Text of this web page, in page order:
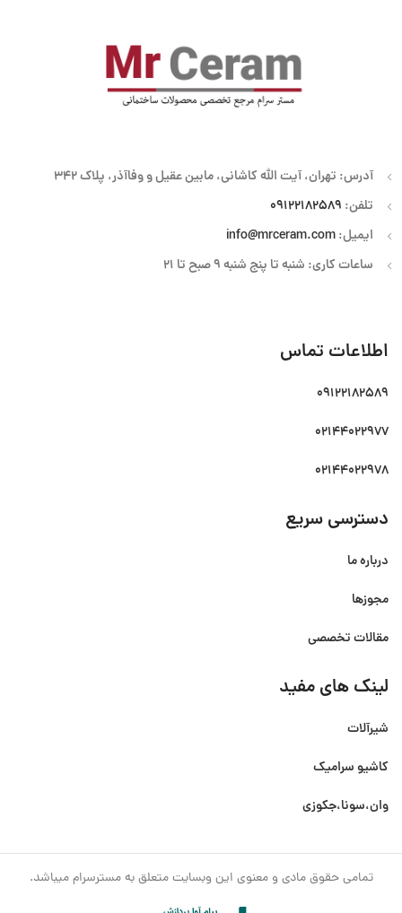
آدرس: تهران، آیت الله کاشانی، مابین عقیل و وفاآذر، پلاک 342
تلفن: 09122182589
ایمیل:info@mrceram.com
ساعات کاری: شنبه تا پنج شنبه 9 صبح تا 21
اطلاعات تماس
09122182589
02144022977
02144022978
دسترسی سریع
درباره ما
مجوزها
مقالات تخصصی
لینک های مفید
شیرآلات
کاشیو سرامیک
وان،سونا،جکوزی
تمامی حقوق مادی و معنوی این وبسایت متعلق به مسترسرام میباشد.